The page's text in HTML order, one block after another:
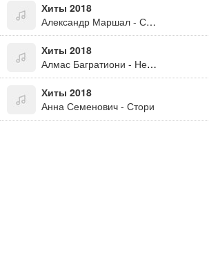
Хиты 2018
Александр Маршал - Счастье
Хиты 2018
Алмас Багратиони - Не Успеваю
Хиты 2018
Анна Семенович - Стори